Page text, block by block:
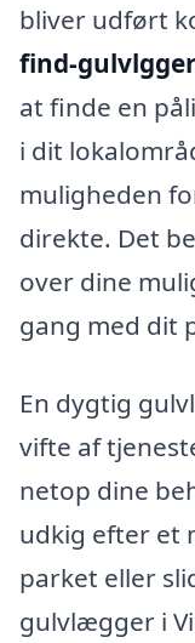
bliver udført
find-
at finde en
i dit
muligheden
direkte. Det
over dine
gang med dit
En dygtig
vifte af
netop dine
udkig efter et
parket eller
gulvlægger i